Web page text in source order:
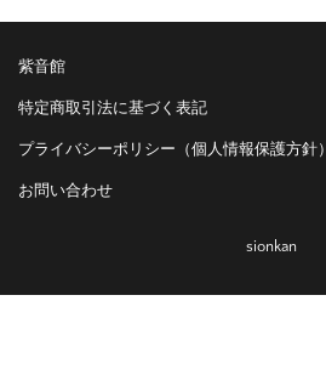
紫音館
特定商取引法に基づく表記
プライバシーポリシー（個人情報保護方針）
お問い合わせ
sionkan